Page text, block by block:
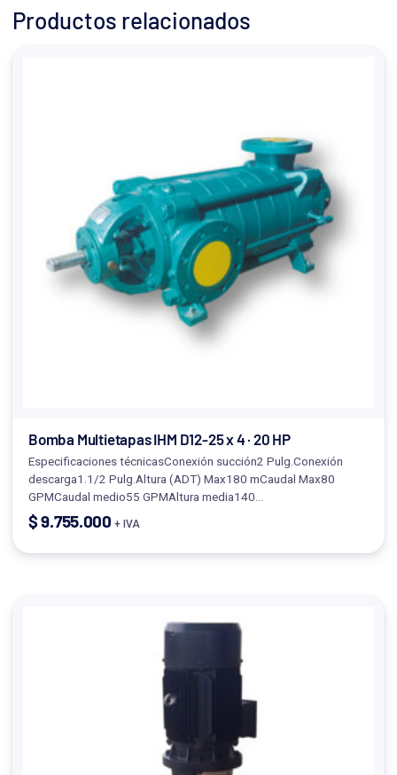
Productos relacionados
Bomba Multietapas IHM D12-25 x 4 · 20 HP
Especificaciones técnicasConexión succión2 Pulg.Conexión
descarga1.1/2 Pulg.Altura (ADT) Max180 mCaudal Max80
GPMCaudal medio55 GPMAltura media140…
$9.755.000 + IVA